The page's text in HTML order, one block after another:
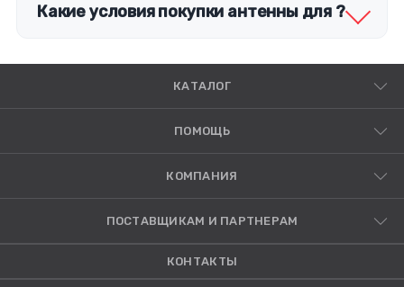
Какие условия покупки антенны для ?
КАТАЛОГ
ПОМОЩЬ
КОМПАНИЯ
ПОСТАВЩИКАМ И ПАРТНЕРАМ
КОНТАКТЫ